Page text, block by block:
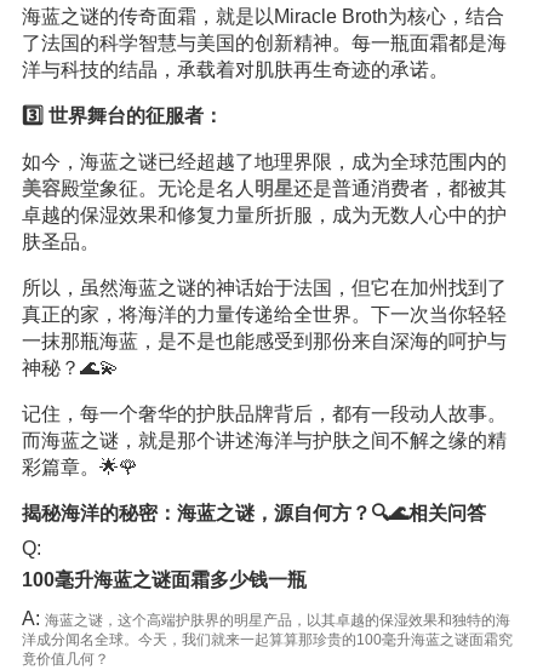
海蓝之谜的传奇面霜，就是以Miracle Broth为核心，结合
了法国的科学智慧与美国的创新精神。每一瓶面霜都是海
洋与科技的结晶，承载着对肌肤再生奇迹的承诺。
3️⃣ 世界舞台的征服者：
如今，海蓝之谜已经超越了地理界限，成为全球范围内的
美容殿堂象征。无论是名人 明星还是普通消费者，都被其
卓越的保湿效果和修复力量所折服，成为无数人心中的护
肤圣品。
所以，虽然海蓝之谜的神话始于法国，但它在加州找到了
真正的家，将海洋的力量传递给全世界。下一次当你轻轻
一抹那瓶海蓝，是不是也能感受到那份来自深海的呵护与
神秘？🌊💫
记住，每一个奢华的护肤品牌背后，都有一段动人故事。
而海蓝之谜，就是那个讲述海洋与护肤之间不解之缘的精
彩篇章。🌟🌹
揭秘海洋的秘密：海蓝之谜，源自何方？🔍🌊相关问答
Q:
100毫升海蓝之谜面霜多少钱一瓶
A: 海蓝之谜，这个高端护肤界的明星产品，以其卓越的保湿效果和独特的海
洋成分闻名全球。今天，我们就来一起算算那珍贵的100毫升海蓝之谜面霜究
竟价值几何？